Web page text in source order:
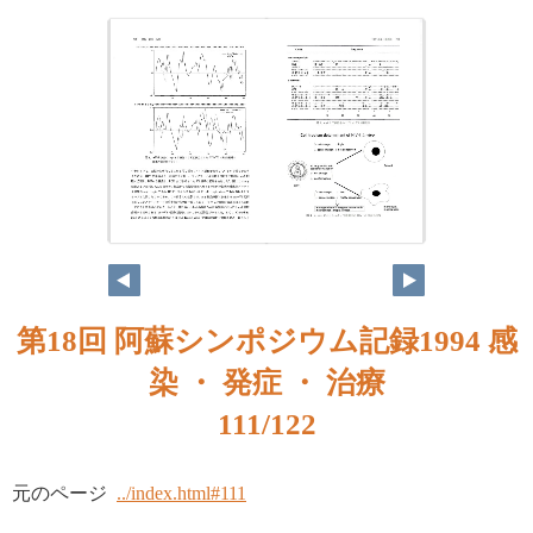
第18回 阿蘇シンポジウム記録1994 感
染 ・ 発症 ・ 治療
111/122
元のページ ../index.html#111